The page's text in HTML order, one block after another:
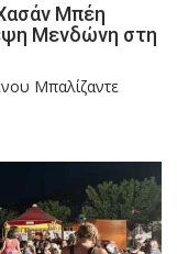
Μπέη
Μενδώνη στη
Μπαλίζαντε